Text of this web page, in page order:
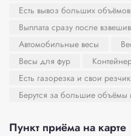
Есть вывоз больших объёмов
Выплата сразу после
Автомобильные весы
Весы для фур
Есть газорезка и свои
Берутся за большие
Пункт приёма на карте